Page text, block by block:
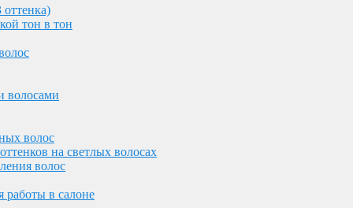
в салоне
тон в тон
волосами
волос
на светлых волосах
волос
работы в салоне